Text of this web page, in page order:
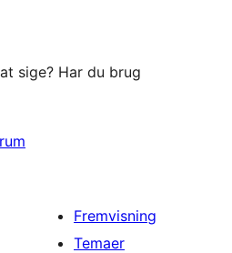
sige? Har du brug
Fremvisning
Temaer